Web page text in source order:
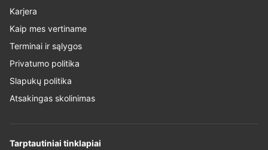
Karjera
Kaip mes vertiname
Terminai ir sąlygos
Privatumo politika
Slapukų politika
Atsakingas skolinimas
Tarptautiniai tinklapiai